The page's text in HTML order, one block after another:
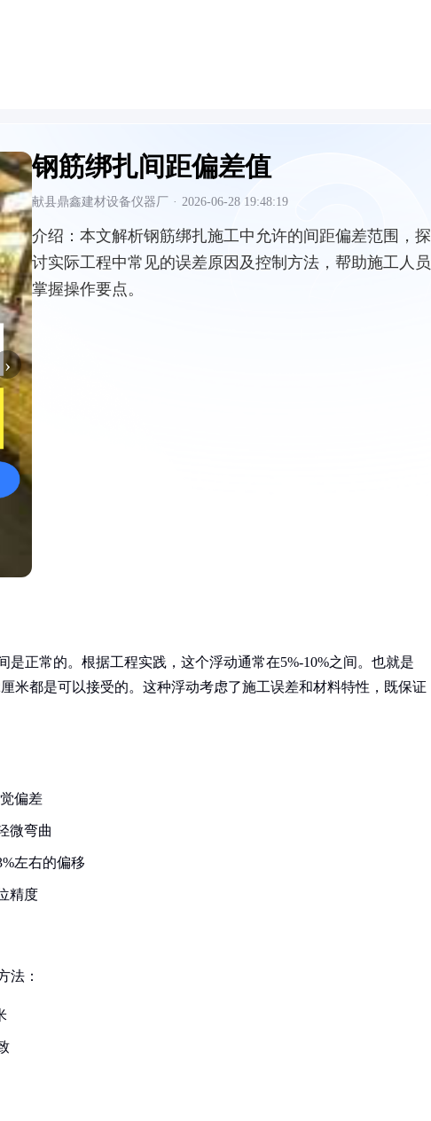
›
钢筋绑扎间距偏差值
献县鼎鑫建材设备仪器厂 · 2026-06-28 19:48:19
介绍： 本文解析钢筋绑扎施工中允许的间距偏差范围，探
讨实际工程中常见的误差原因及控制方法，帮助施工人员
掌握操作要点。
正常的。根据工程实践，这个浮动通常在5%-10%之间。也就是
米都是可以接受的。这种浮动考虑了施工误差和材料特性，既保证
偏差
微弯曲
左右的偏移
精度
法：